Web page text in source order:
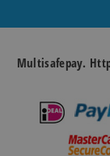
Multisafepay.